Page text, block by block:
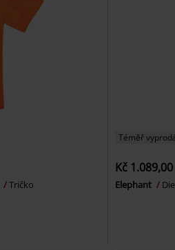
Tričko
Téměř
Kč 1.089,00
Elephant